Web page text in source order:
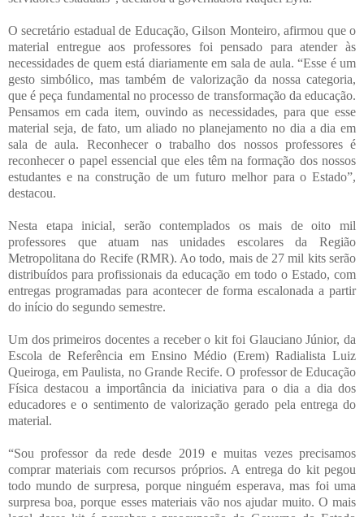
O secretário estadual de Educação, Gilson Monteiro, afirmou que o
material entregue aos professores foi pensado para atender às
necessidades de quem está diariamente em sala de aula. “Esse é um
gesto simbólico, mas também de valorização da nossa categoria,
que é peça fundamental no processo de transformação da educação.
Pensamos em cada item, ouvindo as necessidades, para que esse
material seja, de fato, um aliado no planejamento no dia a dia em
sala de aula. Reconhecer o trabalho dos nossos professores é
reconhecer o papel essencial que eles têm na formação dos nossos
estudantes e na construção de um futuro melhor para o Estado”,
destacou.
Nesta etapa inicial, serão contemplados os mais de oito mil
professores que atuam nas unidades escolares da Região
Metropolitana do Recife (RMR). Ao todo, mais de 27 mil kits serão
distribuídos para profissionais da educação em todo o Estado, com
entregas programadas para acontecer de forma escalonada a partir
do início do segundo semestre.
Um dos primeiros docentes a receber o kit foi Glauciano Júnior, da
Escola de Referência em Ensino Médio (Erem) Radialista Luiz
Queiroga, em Paulista, no Grande Recife. O professor de Educação
Física destacou a importância da iniciativa para o dia a dia dos
educadores e o sentimento de valorização gerado pela entrega do
material.
“Sou professor da rede desde 2019 e muitas vezes precisamos
comprar materiais com recursos próprios. A entrega do kit pegou
todo mundo de surpresa, porque ninguém esperava, mas foi uma
surpresa boa, porque esses materiais vão nos ajudar muito. O mais